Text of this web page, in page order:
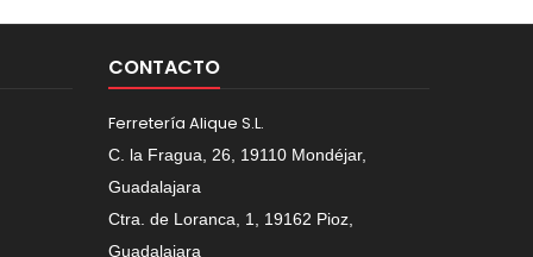
CONTACTO
Ferretería Alique S.L.
C. la Fragua, 26, 19110 Mondéjar,
Guadalajara
Ctra. de Loranca, 1, 19162 Pioz,
Guadalajara